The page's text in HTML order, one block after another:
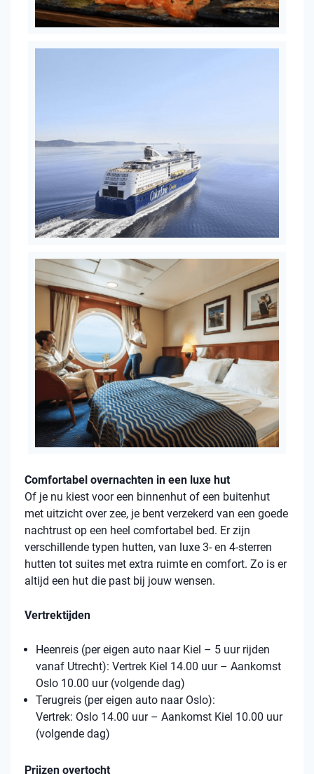
Comfortabel overnachten in een luxe hut
Of je nu kiest voor een binnenhut of een buitenhut
met uitzicht over zee, je bent verzekerd van een goede
nachtrust op een heel comfortabel bed. Er zijn
verschillende typen hutten, van luxe 3- en 4-sterren
hutten tot suites met extra ruimte en comfort. Zo is er
altijd een hut die past bij jouw wensen.
Vertrektijden
Heenreis (per eigen auto naar Kiel – 5 uur rijden
vanaf Utrecht): Vertrek Kiel 14.00 uur – Aankomst
Oslo 10.00 uur (volgende dag)
Terugreis (per eigen auto naar Oslo):
Vertrek: Oslo 14.00 uur – Aankomst Kiel 10.00 uur
(volgende dag)
Prijzen overtocht